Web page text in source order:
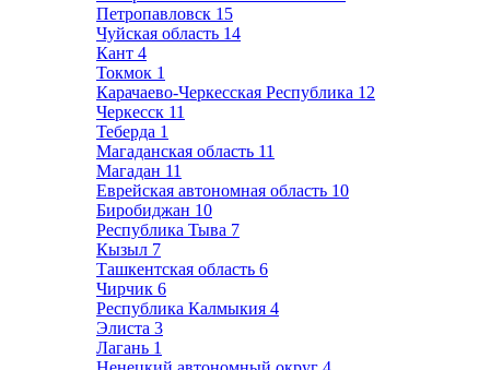
Петропавловск 15
Чуйская область 14
Кант 4
Токмок 1
Карачаево-Черкесская Республика 12
Черкесск 11
Теберда 1
Магаданская область 11
Магадан 11
Еврейская автономная область 10
Биробиджан 10
Республика Тыва 7
Кызыл 7
Ташкентская область 6
Чирчик 6
Республика Калмыкия 4
Элиста 3
Лагань 1